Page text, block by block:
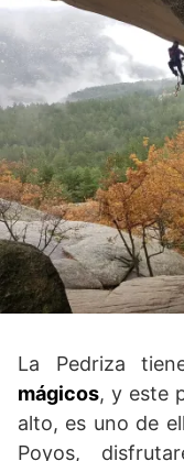
La Pedriza
mágicos, y este
alto, es uno de
Poyos,